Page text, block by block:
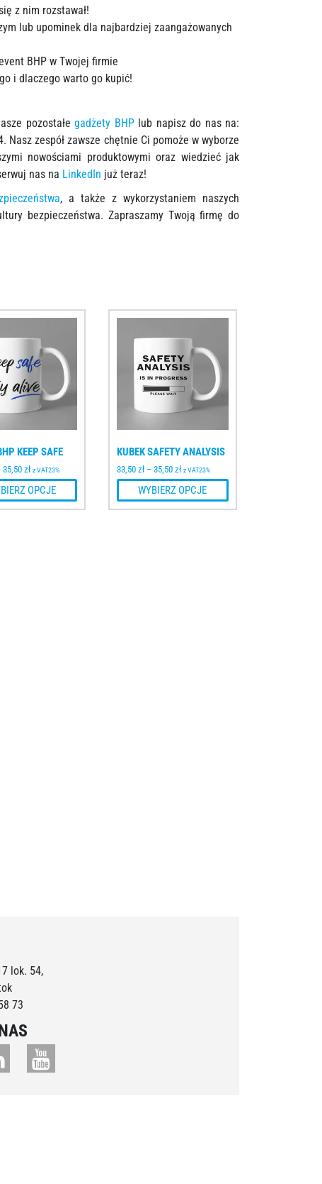
z nim rozstawał!
lub upominek dla najbardziej zaangażowanych
BHP w Twojej firmie
i dlaczego warto go kupić!
pozostałe gadżety BHPlub napisz do nas na:
zespół zawsze chętnie Ci pomoże w wyborze
nowościami produktowymi oraz wiedzieć jak
nas na LinkedIn już teraz!
, a także z wykorzystaniem naszych
bezpieczeństwa. Zapraszamy Twoją firmę do
KEEP SAFE
35,50 zł z VAT23%
OPCJE
KUBEK SAFETY ANALYSIS
33,50 zł – 35,50 zł z VAT23%
WYBIERZ OPCJE
lok. 54,
73